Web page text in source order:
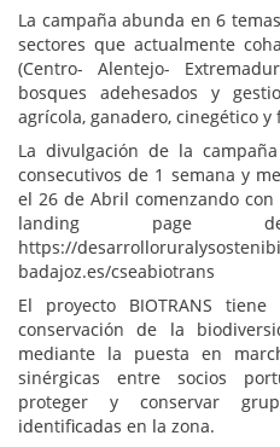
La campaña abunda en 6
sectores que actualmente
(Centro- Alentejo-
bosques adehesados y
agrícola, ganadero, cinegético y
La divulgación de la
consecutivos de 1 semana y
el 26 de Abril comenzando
landing page
https://
badajoz.es/cseabiotrans
El proyecto BIOTRANS
conservación de la
mediante la puesta en
sinérgicas entre socios
proteger y conservar
identificadas en la zona.